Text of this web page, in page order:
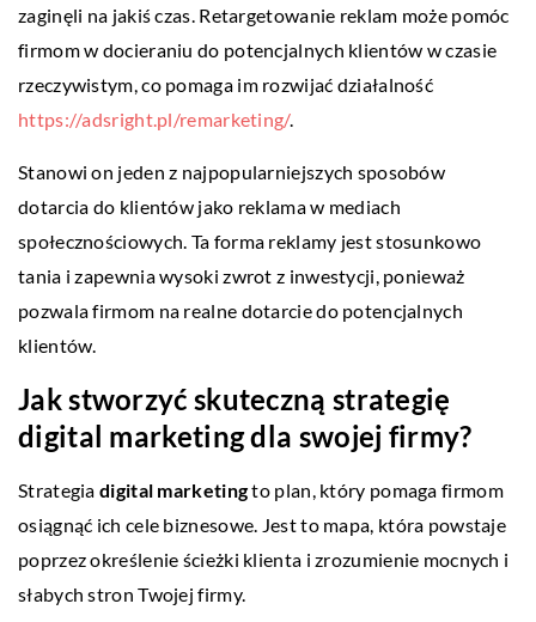
zaginęli na jakiś czas. Retargetowanie reklam może pomóc
firmom w docieraniu do potencjalnych klientów w czasie
rzeczywistym, co pomaga im rozwijać działalność
https://adsright.pl/remarketing/.
Stanowi on jeden z najpopularniejszych sposobów
dotarcia do klientów jako reklama w mediach
społecznościowych. Ta forma reklamy jest stosunkowo
tania i zapewnia wysoki zwrot z inwestycji, ponieważ
pozwala firmom na realne dotarcie do potencjalnych
klientów.
Jak stworzyć skuteczną strategię
digital marketing dla swojej firmy?
Strategia digital marketingto plan, który pomaga firmom
osiągnąć ich cele biznesowe. Jest to mapa, która powstaje
poprzez określenie ścieżki klienta i zrozumienie mocnych i
słabych stron Twojej firmy.